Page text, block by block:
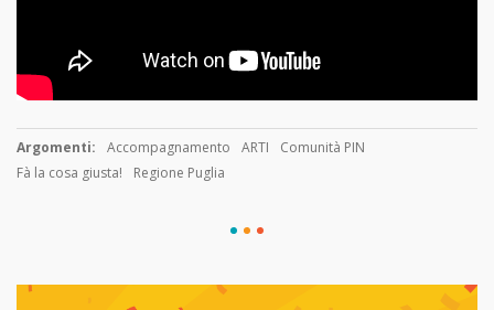
Argomenti: Accompagnamento ARTI
Comunità PIN
Fà la cosa giusta!
Regione Puglia